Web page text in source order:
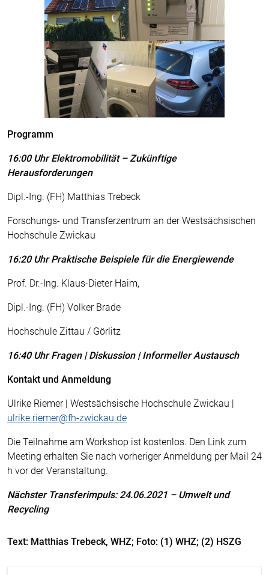
Programm
16:00 Uhr Elektromobilität – Zukünftige
Herausforderungen
Dipl.-Ing. (FH) Matthias Trebeck
Forschungs- und Transferzentrum an der Westsächsischen
Hochschule Zwickau
16:20 Uhr Praktische Beispiele für die Energiewende
Prof. Dr.-Ing. Klaus-Dieter Haim,
Dipl.-Ing. (FH) Volker Brade
Hochschule Zittau / Görlitz
16:40 Uhr Fragen | Diskussion | Informeller Austausch
Kontakt und Anmeldung
Ulrike Riemer | Westsächsische Hochschule Zwickau |
ulrike.riemer@fh-zwickau.de
Die Teilnahme am Workshop ist kostenlos. Den Link zum
Meeting erhalten Sie nach vorheriger Anmeldung per Mail 24
h vor der Veranstaltung.
Nächster Transferimpuls: 24.06.2021 – Umwelt und
Recycling
Text: Matthias Trebeck, WHZ; Foto: (1) WHZ; (2) HSZG